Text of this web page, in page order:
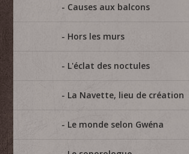
Causes aux balcons
Hors les murs
L'éclat des noctules
La Navette, lieu de création
Le monde selon Gwéna